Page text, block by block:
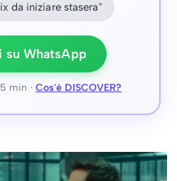
da iniziare stasera"
su WhatsApp
min · Cos'è DISCOVER?